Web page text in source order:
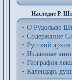
Наследие Р.
О Рудольфе
Содержание
Русский
Изданные
География
Календарь